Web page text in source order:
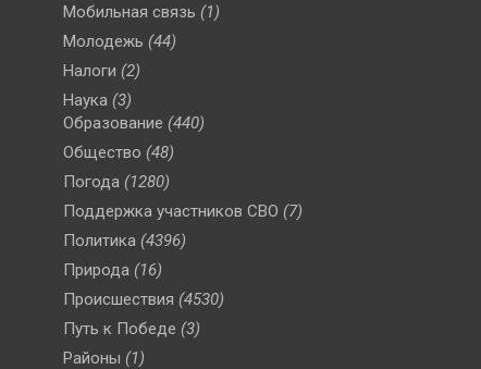
Мобильная связь (1)
Молодежь (44)
Налоги (2)
Наука (3)
Образование (440)
Общество (48)
Погода (1280)
Поддержка участников СВО (7)
Политика (4396)
Природа (16)
Происшествия (4530)
Путь к Победе (3)
Районы (1)